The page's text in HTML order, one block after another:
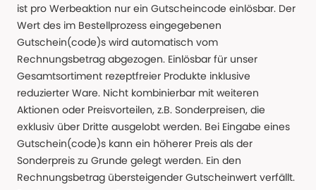
ist pro Werbeaktion nur ein Gutscheincode einlösbar. Der
Wert des im Bestellprozess eingegebenen
Gutschein(code)s wird automatisch vom
Rechnungsbetrag abgezogen. Einlösbar für unser
Gesamtsortiment rezeptfreier Produkte inklusive
reduzierter Ware. Nicht kombinierbar mit weiteren
Aktionen oder Preisvorteilen, z.B. Sonderpreisen, die
exklusiv über Dritte ausgelobt werden. Bei Eingabe eines
Gutschein(code)s kann ein höherer Preis als der
Sonderpreis zu Grunde gelegt werden. Ein den
Rechnungsbetrag übersteigender Gutscheinwert verfällt.